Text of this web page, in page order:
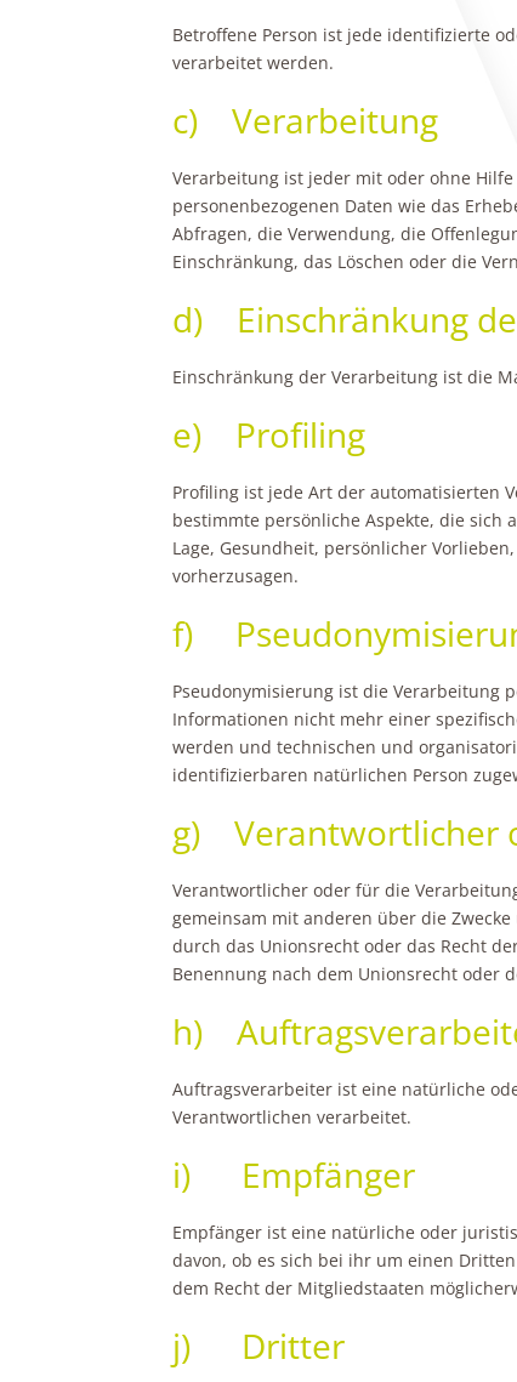
Betroffene Person ist jede identifizierte
verarbeitet werden.
c) Verarbeitung
Verarbeitung ist jeder mit oder ohne
personenbezogenen Daten wie das
Abfragen, die Verwendung, die
Einschränkung, das Löschen oder die
d) Einschränkung
Einschränkung der Verarbeitung ist die
e) Profiling
Profiling ist jede Art der automatisierten
bestimmte persönliche Aspekte, die sich
Lage, Gesundheit, persönlicher
vorherzusagen.
f)
Pseudonymisierung ist die Verarbeitung
Informationen nicht mehr einer
werden und technischen und
identifizierbaren natürlichen Person
g) Verantwortlicher
Verantwortlicher oder für die
gemeinsam mit anderen über die
durch das Unionsrecht oder das Recht
Benennung nach dem Unionsrecht oder
h)
Auftragsverarbeiter ist eine natürliche
Verantwortlichen verarbeitet.
i) Empfänger
Empfänger ist eine natürliche oder
davon, ob es sich bei ihr um einen
dem Recht der Mitgliedstaaten
j) Dritter